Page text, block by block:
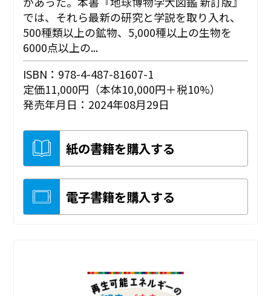
では、それら最新の研究と学説を取り入れ、
500種類以上の鉱物、5,000種以上の生物を
6000点以上の...
ISBN：978-4-487-81607-1
定価11,000円（本体10,000円＋税10%）
発売年月日：2024年08月29日
紙の書籍を購入する
電子書籍を購入する